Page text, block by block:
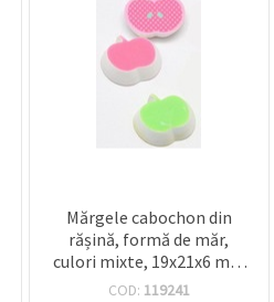
Mărgele cabochon din
rășină, formă de măr,
culori mixte, 19x21x6 mm
- 5 bucăți
COD: 119241